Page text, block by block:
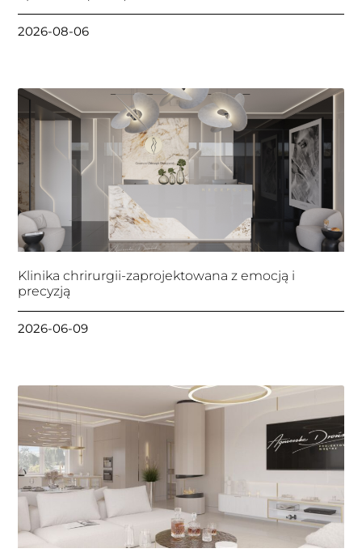
2026-08-06
Klinika chrirurgii-zaprojektowana z emocją i
precyzją
2026-06-09